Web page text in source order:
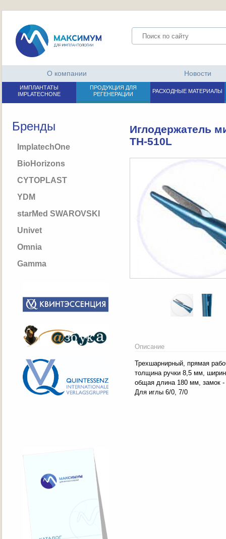
О компании Новости
ИМПЛАНТАТЫ
IMPLATECHONE
ПРОДУКЦИЯ ДЛЯ
РЕГЕНЕРАЦИИ
РАСХОДНЫЕ МАТЕРИАЛЫ
Бренды
ImplatechOne
BioHorizons
CYTOPLAST
YDM
starMed SWAROVSKI
Univet
Omnia
Gamma
Иглодержатель
TH-510L
Описание
Трехшарнирный, прямая
толщина ручки 8,5 мм,
общая длина 180 мм, замок -
Для иглы 6/0, 7/0